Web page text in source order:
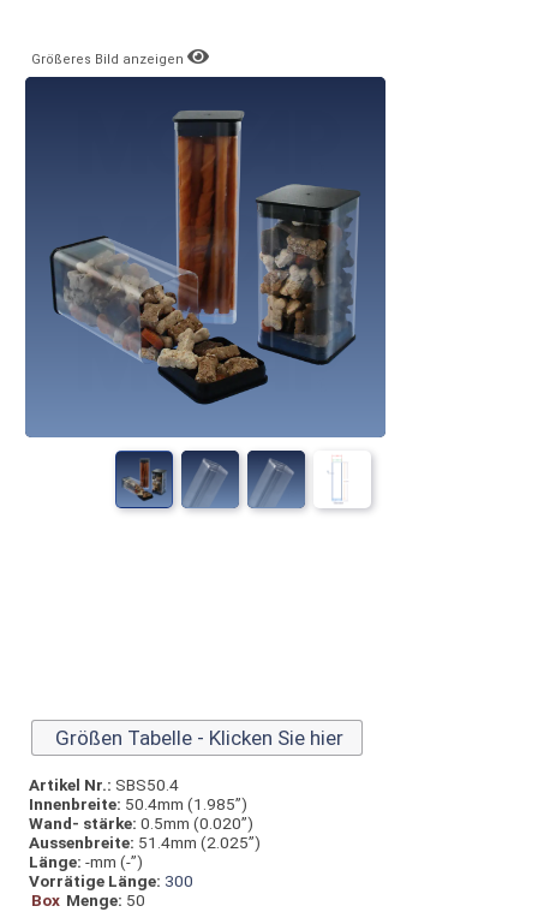
Größeres Bild anzeigen
Größen Tabelle - Klicken Sie hier
Artikel Nr.: SBS50.4
Innen­breite: 50.4mm (1.985”)
Wand- stärke: 0.5mm (0.020”)
Aussen­breite: 51.4mm (2.025”)
Länge: -mm (-”)
Vorrätige Länge: 300
Box Menge: 50